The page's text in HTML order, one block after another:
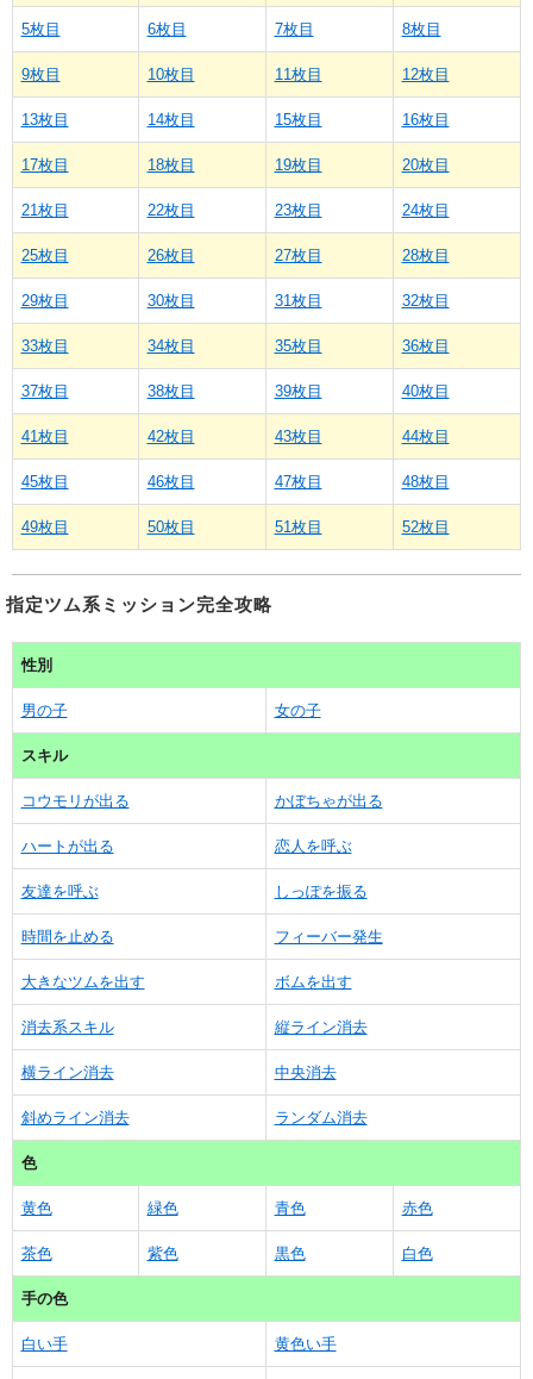
5枚目 6枚目 7枚目 8枚目
9枚目 10枚目 11枚目 12枚目
13枚目 14枚目 15枚目 16枚目
17枚目 18枚目 19枚目 20枚目
21枚目 22枚目 23枚目 24枚目
25枚目 26枚目 27枚目 28枚目
29枚目 30枚目 31枚目 32枚目
33枚目 34枚目 35枚目 36枚目
37枚目 38枚目 39枚目 40枚目
41枚目 42枚目 43枚目 44枚目
45枚目 46枚目 47枚目 48枚目
49枚目 50枚目 51枚目 52枚目
指定ツム系ミッション完全攻略
性別
男の子 女の子
スキル
コウモリが出る かぼちゃが出る
ハートが出る 恋人を呼ぶ
友達を呼ぶ しっぽを振る
時間を止める フィーバー発生
大きなツムを出す ボムを出す
消去系スキル 縦ライン消去
横ライン消去 中央消去
斜めライン消去 ランダム消去
色
黄色 緑色 青色 赤色
茶色 紫色 黒色 白色
手の色
白い手 黄色い手